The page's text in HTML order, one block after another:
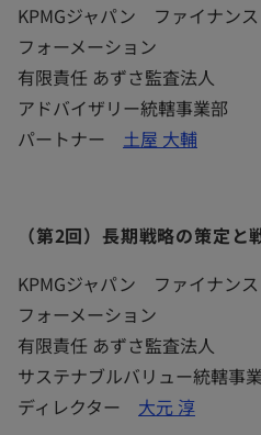
​KPMGジャパン ファイナン
フォーメーション
有限責任 あずさ監査法人
アドバイザリー統轄事業部
パートナー 土屋 大輔
（第2回）長期戦略の策定
KPMGジャパン ファイナン
フォーメーション
有限責任 あずさ監査法人
サステナブルバリュー統轄事
ディレクター 大元 淳